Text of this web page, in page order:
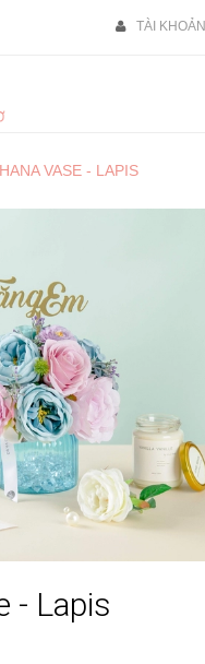
TÀI KHOẢN
HANA VASE - LAPIS
- Lapis